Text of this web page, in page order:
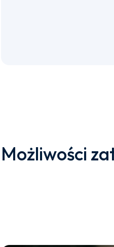
Możliwości